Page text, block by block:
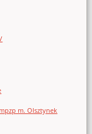
m. Olsztynek